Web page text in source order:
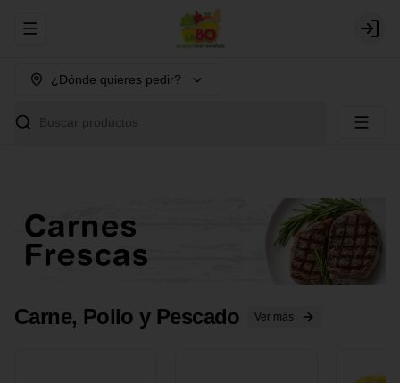
Abrir menu de navegación Login
¿Dónde quieres pedir?
Buscar productos
Carne, Pollo y Pescado Ver más